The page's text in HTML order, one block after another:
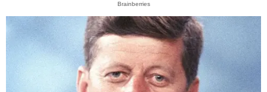
Brainberries